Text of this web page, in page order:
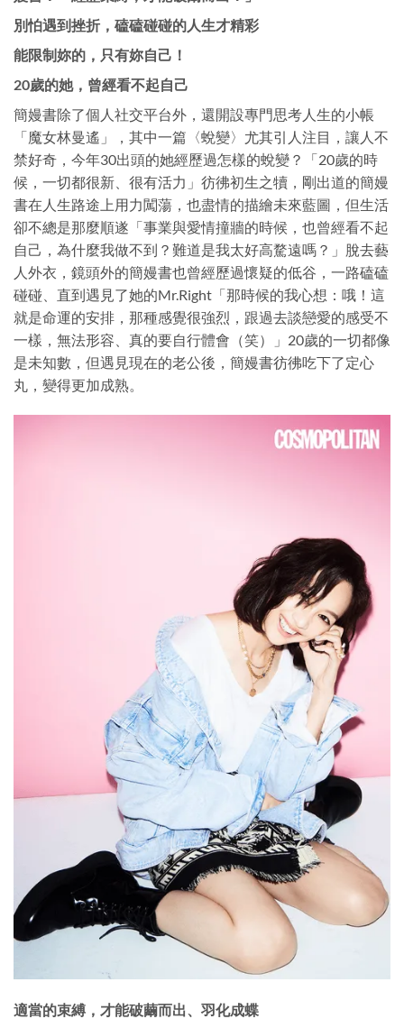
別怕遇到挫折，磕磕碰碰的人生才精彩
能限制妳的，只有妳自己！
20歲的她，曾經看不起自己
簡嫚書除了個人社交平台外，還開設專門思考人生的小帳
「魔女林曼遙」，其中一篇〈蛻變〉尤其引人注目，讓人不
禁好奇，今年30出頭的她經歷過怎樣的蛻變？「20歲的時
候，一切都很新、很有活力」彷彿初生之犢，剛出道的簡嫚
書在人生路途上用力闖蕩，也盡情的描繪未來藍圖，但生活
卻不總是那麼順遂「事業與愛情撞牆的時候，也曾經看不起
自己，為什麼我做不到？難道是我太好高騖遠嗎？」脫去藝
人外衣，鏡頭外的簡嫚書也曾經歷過懷疑的低谷，一路磕磕
碰碰、直到遇見了她的Mr.Right「那時候的我心想：哦！這
就是命運的安排，那種感覺很強烈，跟過去談戀愛的感受不
一樣，無法形容、真的要自行體會（笑）」20歲的一切都像
是未知數，但遇見現在的老公後，簡嫚書彷彿吃下了定心
丸，變得更加成熟。
適當的束縛，才能破繭而出、羽化成蝶